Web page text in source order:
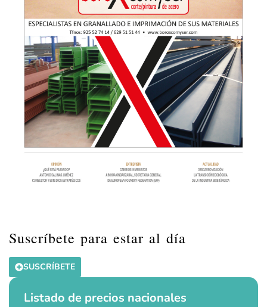
Suscríbete para estar al día
SUSCRÍBETE
Listado de precios nacionales